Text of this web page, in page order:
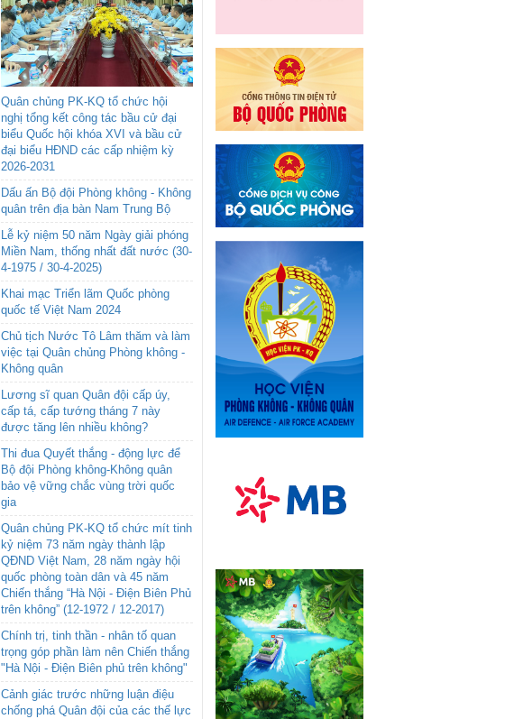
Quân chủng PK-KQ tổ chức hội
nghị tổng kết công tác bầu cử đại
biểu Quốc hội khóa XVI và bầu cử
đại biểu HĐND các cấp nhiệm kỳ
2026-2031
Dấu ấn Bộ đội Phòng không - Không
quân trên địa bàn Nam Trung Bộ
Lễ kỷ niệm 50 năm Ngày giải phóng
Miền Nam, thống nhất đất nước (30-
4-1975 / 30-4-2025)
Khai mạc Triển lãm Quốc phòng
quốc tế Việt Nam 2024
Chủ tịch Nước Tô Lâm thăm và làm
việc tại Quân chủng Phòng không -
Không quân
Lương sĩ quan Quân đội cấp úy,
cấp tá, cấp tướng tháng 7 này
được tăng lên nhiều không?
Thi đua Quyết thắng - động lực để
Bộ đội Phòng không-Không quân
bảo vệ vững chắc vùng trời quốc
gia
Quân chủng PK-KQ tổ chức mít tinh
kỷ niệm 73 năm ngày thành lập
QĐND Việt Nam, 28 năm ngày hội
quốc phòng toàn dân và 45 năm
Chiến thắng “Hà Nội - Điện Biên Phủ
trên không” (12-1972 / 12-2017)
Chính trị, tinh thần - nhân tố quan
trọng góp phần làm nên Chiến thắng
"Hà Nội - Điện Biên phủ trên không"
Cảnh giác trước những luận điệu
chống phá Quân đội của các thế lực